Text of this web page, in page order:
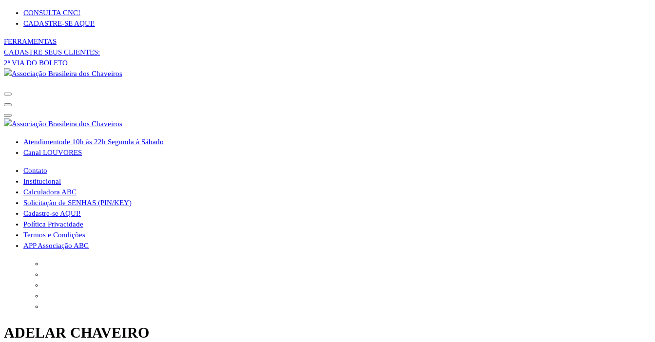
Pular
para
conteúdo
CONSULTA CNC!
CADASTRE-SE AQUI!
FERRAMENTAS
CADASTRE SEUS CLIENTES:
2ª VIA DO BOLETO
Atendimentode 10h âs 22h Segunda à Sábado
Canal LOUVORES
Contato
Institucional
Calculadora ABC
Solicitação de SENHAS (PIN/KEY)
Cadastre-se AQUI!
Política Privacidade
Termos e Condições
APP Associação ABC
ADELAR CHAVEIRO